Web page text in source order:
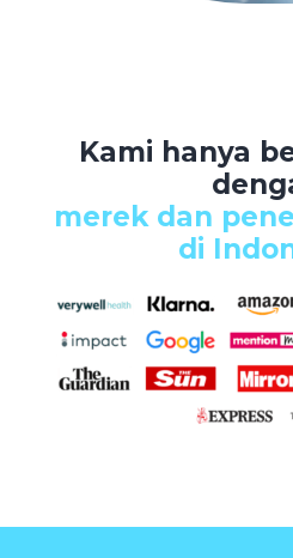
Kami hanya
merek dan
di